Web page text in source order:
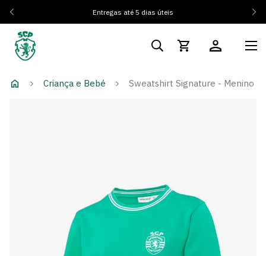
Entregas até 5 dias úteis
Criança e Bebé Sweatshirt Signature - Menino